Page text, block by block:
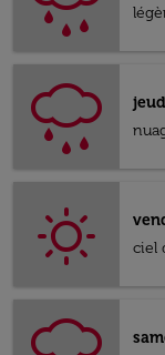
ciel